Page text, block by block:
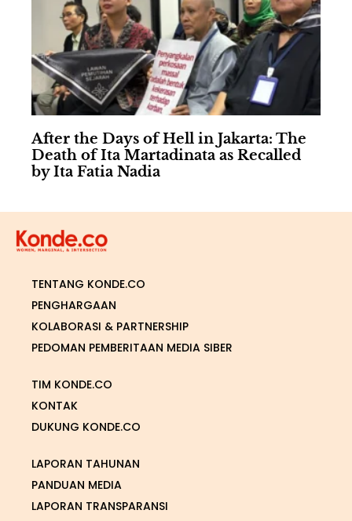
After the Days of Hell in Jakarta: The
Death of Ita Martadinata as Recalled
by Ita Fatia Nadia
TENTANG KONDE.CO
PENGHARGAAN
KOLABORASI & PARTNERSHIP
PEDOMAN PEMBERITAAN MEDIA SIBER
TIM KONDE.CO
KONTAK
DUKUNG KONDE.CO
LAPORAN TAHUNAN
PANDUAN MEDIA
LAPORAN TRANSPARANSI